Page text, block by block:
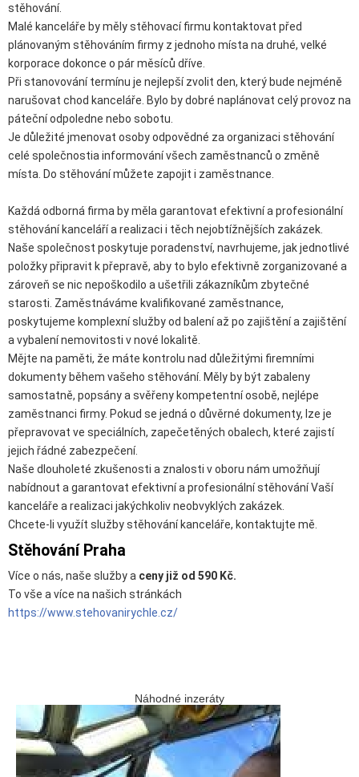
stěhování.
Malé kanceláře by měly stěhovací firmu kontaktovat před
plánovaným stěhováním firmy z jednoho místa na druhé, velké
korporace dokonce o pár měsíců dříve.
Při stanovování termínu je nejlepší zvolit den, který bude nejméně
narušovat chod kanceláře. Bylo by dobré naplánovat celý provoz na
páteční odpoledne nebo sobotu.
Je důležité jmenovat osoby odpovědné za organizaci stěhování
celé společnostia informování všech zaměstnanců o změně
místa. Do stěhování můžete zapojit i zaměstnance.
Každá odborná firma by měla garantovat efektivní a profesionální
stěhování kanceláří a realizaci i těch nejobtížnějších zakázek.
Naše společnost poskytuje poradenství, navrhujeme, jak jednotlivé
položky připravit k přepravě, aby to bylo efektivně zorganizované a
zároveň se nic nepoškodilo a ušetřili zákazníkům zbytečné
starosti. Zaměstnáváme kvalifikované zaměstnance,
poskytujeme komplexní služby od balení až po zajištění a zajištění
a vybalení nemovitosti v nové lokalitě.
Mějte na paměti, že máte kontrolu nad důležitými firemními
dokumenty během vašeho stěhování. Měly by být zabaleny
samostatně, popsány a svěřeny kompetentní osobě, nejlépe
zaměstnanci firmy. Pokud se jedná o důvěrné dokumenty, lze je
přepravovat ve speciálních, zapečetěných obalech, které zajistí
jejich řádné zabezpečení.
Naše dlouholeté zkušenosti a znalosti v oboru nám umožňují
nabídnout a garantovat efektivní a profesionální stěhování Vaší
kanceláře a realizaci jakýchkoliv neobvyklých zakázek.
Chcete-li využít služby stěhování kanceláře, kontaktujte mě.
Stěhování Praha
Více o nás, naše služby a ceny již od 590 Kč.
To vše a více na našich stránkách
https://www.stehovanirychle.cz/
Náhodné inzeráty